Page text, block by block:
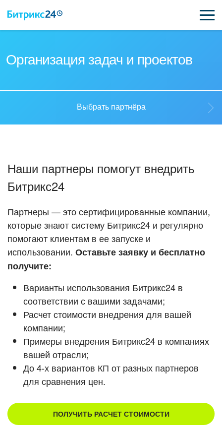
ПОЛУЧИТЬ БЕСПЛАТНО
ВХОД
ВХОД
Организация задач и проектов
Стать партнёром
Кейсы партнеров
Смотреть видеокейсы
Выбрать партнёра
Наши партнеры помогут внедрить
Битрикс24
Партнеры — это сертифицированные компании,
которые знают систему Битрикс24 и регулярно
помогают клиентам в ее запуске и
использовании. Оставьте заявку и бесплатно
получите:
Варианты использования Битрикс24 в
соответствии с вашими задачами;
Расчет стоимости внедрения для вашей
компании;
Примеры внедрения Битрикс24 в компаниях
вашей отрасли;
До 4-х вариантов КП от разных партнеров
для сравнения цен.
ПОЛУЧИТЬ РАСЧЕТ СТОИМОСТИ